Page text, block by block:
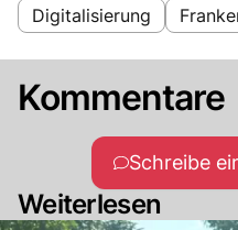
Digitalisierung
Kommentare
Schreibe
Weiterlesen